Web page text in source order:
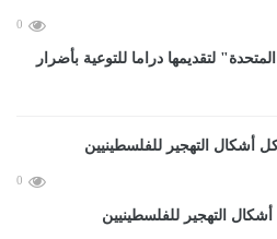
0
لتقديمها دراما للتوعية بأضرار
0
التهجير للفلسطينيين